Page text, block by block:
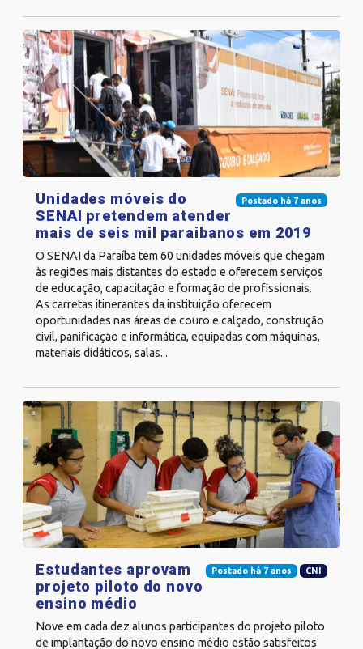
Postado há 7 anos
Unidades móveis do
SENAI pretendem atender
mais de seis mil paraibanos em 2019
O SENAI da Paraíba tem 60 unidades móveis que chegam
às regiões mais distantes do estado e oferecem serviços
de educação, capacitação e formação de profissionais.
As carretas itinerantes da instituição oferecem
oportunidades nas áreas de couro e calçado, construção
civil, panificação e informática, equipadas com máquinas,
materiais didáticos, salas...
Postado há 7 anos CNI
Estudantes aprovam
projeto piloto do novo
ensino médio
Nove em cada dez alunos participantes do projeto piloto
de implantação do novo ensino médio estão satisfeitos